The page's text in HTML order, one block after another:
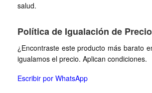
salud.
Política de Igualación de
¿Encontraste este producto más barato
igualamos el precio. Aplican condiciones.
Escribir por WhatsApp